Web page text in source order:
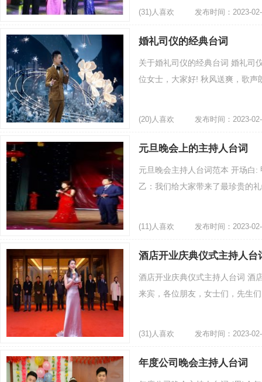
(31)人喜欢 发布时间：2023-
婚礼司仪的经典台词
关于婚礼司仪的经典台词 婚礼司
位女士，大家好! 秋风送爽，歌声
(20)人喜欢 发布时间：2023-
元旦晚会上的主持人台词
元旦晚会主持人台词范本 开场白
乙：我们给大家带来了最珍贵的
(11)人喜欢 发布时间：2023-
酒店开业庆典仪式主持人台
酒店开业庆典仪式主持人台词 酒
来宾，各位朋友，女士们，先生
(31)人喜欢 发布时间：2023-
年度公司晚会主持人台词